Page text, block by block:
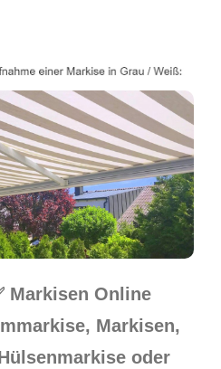
Markisen Online
Markisen,
oder